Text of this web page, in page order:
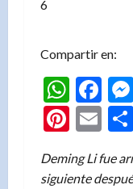
Compartir en:
Deming Li fue
siguiente